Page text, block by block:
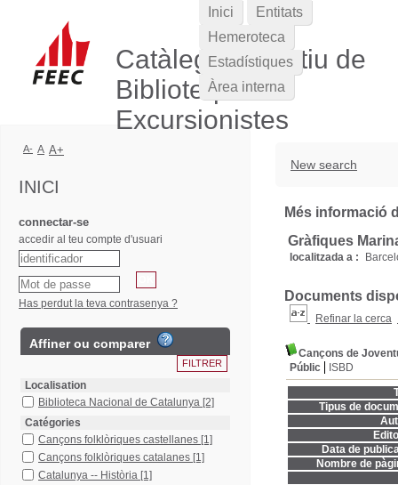
Catàleg Col·lectiu de
Biblioteques
Excursionistes
New search
Més informació
Gràfiques
localitzada a :
Documents
Refinar la cerca
Cançons de
Públic
ISBD
Tipus de
Data de
Nombre de
Inici
Entitats
Hemeroteca
Estadístiques
Àrea interna
A- A A+
INICI
connectar-se
accedir al teu compte d'usuari
Has perdut la teva contrasenya ?
Affiner ou comparer
Localisation
Biblioteca Nacional de Catalunya [2]
Catégories
Cançons folklòriques castellanes [1]
Cançons folklòriques catalanes [1]
Catalunya -- Història [1]